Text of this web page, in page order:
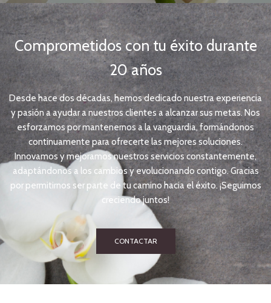
Comprometidos con tu éxito durante
20 años
Desde hace dos décadas, hemos dedicado nuestra experiencia
y pasión a ayudar a nuestros clientes a alcanzar sus metas. Nos
esforzamos por mantenernos a la vanguardia, formándonos
continuamente para ofrecerte las mejores soluciones.
Innovamos y mejoramos nuestros servicios constantemente,
adaptándonos a los cambios y evolucionando contigo. Gracias
por permitirnos ser parte de tu camino hacia el éxito. ¡Seguimos
creciendo juntos!
CONTACTAR